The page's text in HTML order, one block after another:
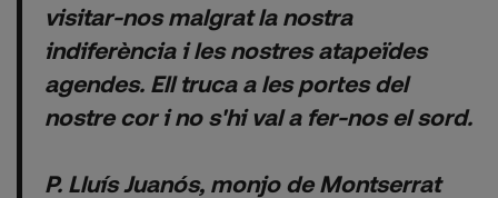
visitar-nos malgrat la nostra
indiferència i les nostres atapeïdes
agendes. Ell truca a les portes del
nostre cor i no s'hi val a fer-nos el sord.
P. Lluís Juanós, monjo de Montserrat